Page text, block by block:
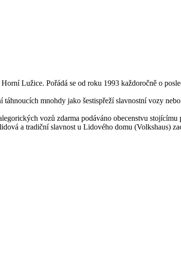
Lužice. Pořádá se od roku 1993 každoročně o
mnohdy jako šestispřeží slavnostní vozy
vozů zdarma podáváno obecenstvu stojícímu
a tradiční slavnost u Lidového domu (Volkshaus)